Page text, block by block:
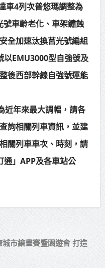
車4列次普悠瑪調整為
車齡老化、車架鏽蝕
全加速汰換莒光號編組
以EMU3000型自強號及
後西部幹線自強號運能
近年來最大調幅，請各
詢相關列車資訊，並建
關列車車次、時刻，請
通」APP及各車站公
市繪畫賽暨園遊會 打造